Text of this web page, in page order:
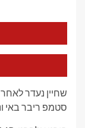
שחיין נעדר
סטמפ ריבר באי